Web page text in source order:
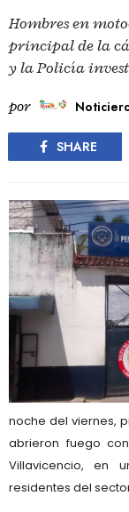
Hombres en
principal de la
y la Policía
por
SHARE
noche del viernes,
abrieron fuego
Villavicencio, en
residentes del